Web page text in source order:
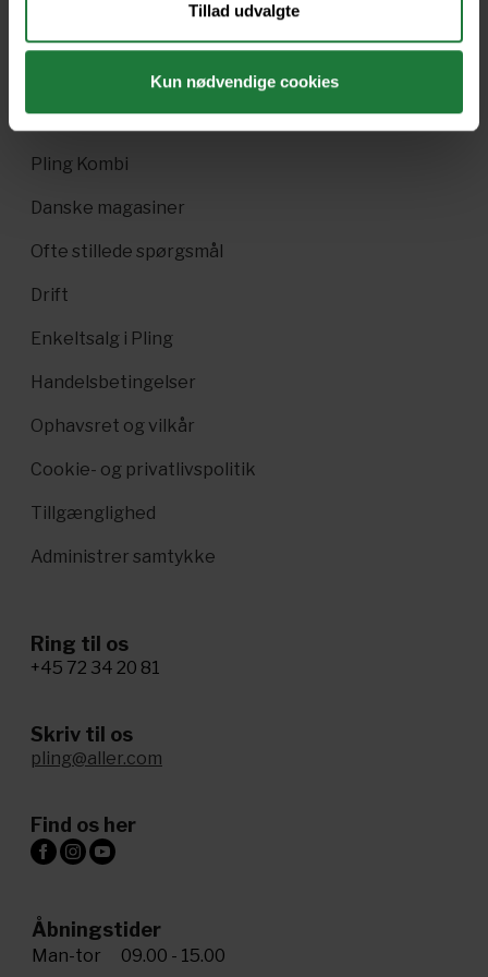
Tillad udvalgte
Kun nødvendige cookies
Pling Favorit
Pling Kombi
Danske magasiner
Ofte stillede spørgsmål
Drift
Enkeltsalg i Pling
Handelsbetingelser
Ophavsret og vilkår
Cookie- og privatlivspolitik
Tillgænglighed
Administrer samtykke
Ring til os
+45 72 34 20 81
Skriv til os
pling@aller.com
Find os her
Åbningstider
Man-tor
09.00 - 15.00